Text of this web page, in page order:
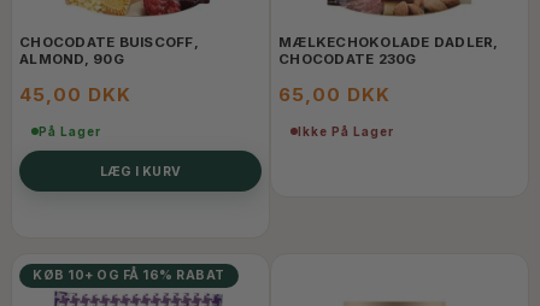
CHOCODATE BUISCOFF,
ALMOND, 90G
45,00 DKK
På Lager
LÆG I KURV
MÆLKECHOKOLADE DADLER,
CHOCODATE 230G
65,00 DKK
Ikke På Lager
KØB 10+ OG FÅ 16% RABAT